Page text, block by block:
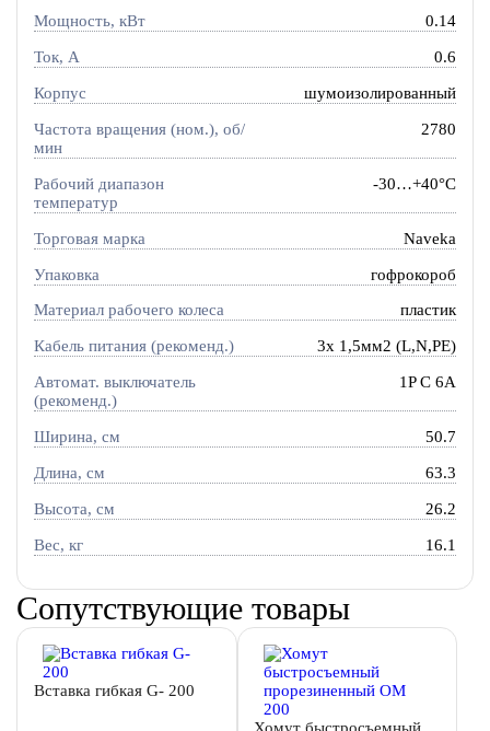
Мощность, кВт 0.14
Ток, A 0.6
Корпус шумоизолированный
Частота вращения (ном.), об/
мин
2780
Рабочий диапазон
температур
-30…+40°C
Торговая марка Naveka
Упаковка гофрокороб
Материал рабочего колеса пластик
Кабель питания (рекоменд.) 3х 1,5мм2 (L,N,PE)
Автомат. выключатель
(рекоменд.)
1P C 6A
Ширина, см 50.7
Длина, см 63.3
Высота, см 26.2
Вес, кг 16.1
Сопутствующие товары
Вставка гибкая G- 200
Хомут быстросъемный